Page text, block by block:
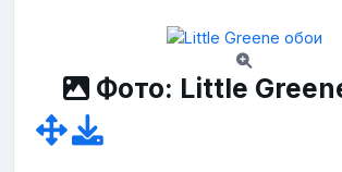
Фото: Little